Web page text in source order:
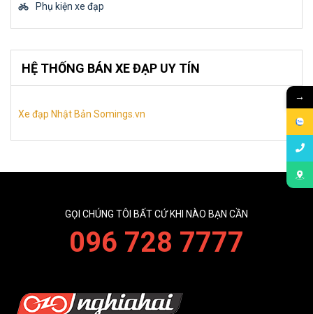
Phụ kiện xe đạp
HỆ THỐNG BÁN XE ĐẠP UY TÍN
Xe đạp Nhật Bản Somings.vn
GỌI CHÚNG TÔI BẤT CỨ KHI NÀO BẠN CẦN
096 728 7777
→